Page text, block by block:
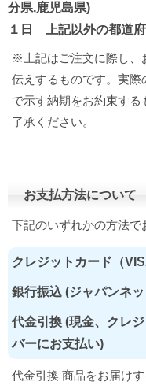
分県,鹿児島県)
１日 上記以外の都道
※上記はご注文に際し、
伝えするものです。実
で示す納期をお約束す
了承ください。
お支払方法について
下記のいずれかの方法で
クレジットカード（
銀行振込 (ジャパンネ
代金引換 (現金、クレ
バーにお支払い)
代金引換 商品をお届け